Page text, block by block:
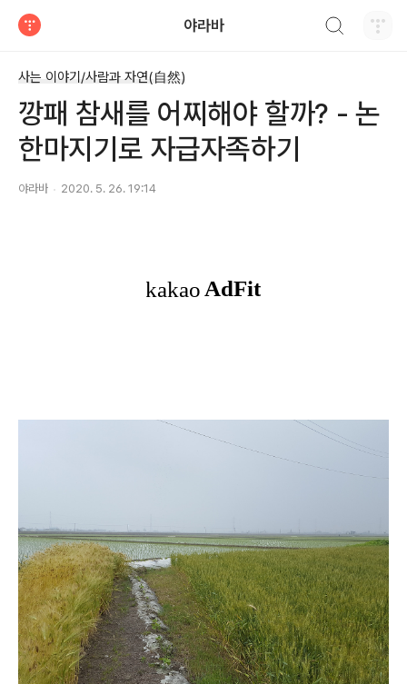
야라바
사는 이야기/사람과 자연(自然)
깡패 참새를 어찌해야 할까? - 논
한마지기로 자급자족하기
야라바 2020. 5. 26. 19:14